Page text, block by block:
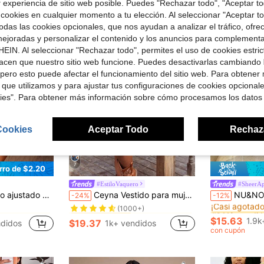
de $2.20
y cintura con lazo para tallas grandes
en Salida nocturna Vestidos De Talla Grande
7
#EstiloVaquero
-24% Ceyna Vestido para mujer de talla grande con cuello cuadrado, mangas abullonadas grandes y bordados en estilo bohemio
#1 Más vendidos
(1000+)
#1 Más vendidos
(1000+)
#1 Más vendidos
(1000+)
#1 Más vendidos
en Más Vestidos de playa para vacaciones de tallas
$19.37 1k+ vendidos
-12% NU&NOW Vestido negro de malla y parches para mujer de talla grande,
#2 Más
¡Casi
#2 Más
¡Casi
#2 Más
¡Casi
#2 Más
¡Casi agotado!
$15.63
con cupón
de sitio web posible. Puedes "Rechazar todo", "Aceptar
en cualquier momento a tu elección. Al seleccionar "Aceptar
las cookies opcionales, que nos ayudan a analizar el tráfico,
y personalizar el contenido y los anuncios para
Al seleccionar "Rechazar todo", permites el uso de cookies
que nuestro sitio web funcione. Puedes desactivarlas cambiando
esto puede afectar el funcionamiento del sitio web. Para obtener
utilizamos y para ajustar tus configuraciones de cookies
Para obtener más información sobre cómo procesamos los datos
Aceptar Todo